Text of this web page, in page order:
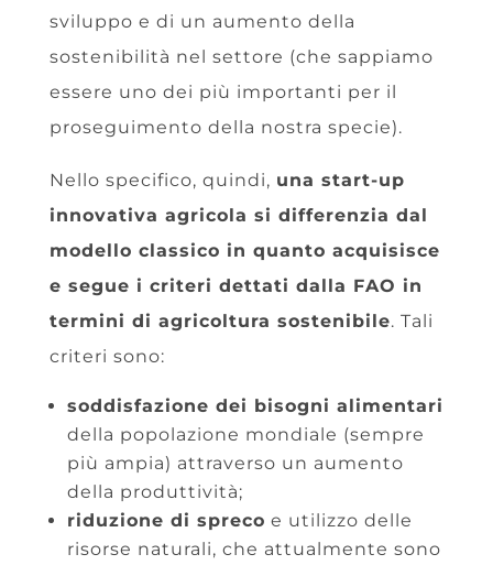
sviluppo e di un aumento della
sostenibilità nel settore (che sappiamo
essere uno dei più importanti per il
proseguimento della nostra specie).
Nello specifico, quindi, una start-up
innovativa agricola si differenzia dal
modello classico in quanto acquisisce
e segue i criteri dettati dalla FAO in
termini di agricoltura sostenibile. Tali
criteri sono:
soddisfazione dei bisogni alimentari
della popolazione mondiale (sempre
più ampia) attraverso un aumento
della produttività;
riduzione di spreco e utilizzo delle
risorse naturali, che attualmente sono